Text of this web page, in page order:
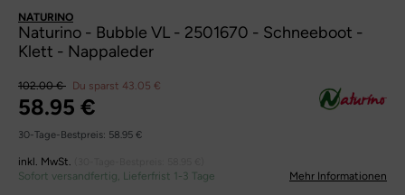
NATURINO
Naturino - Bubble VL - 2501670 - Schneeboot -
Klett - Nappaleder
102.00 € Du sparst 43.05 €
58.95 €
30-Tage-Bestpreis: 58.95 €
inkl. MwSt.
Sofort versandfertig, Lieferfrist 1-3 Tage Mehr Informationen